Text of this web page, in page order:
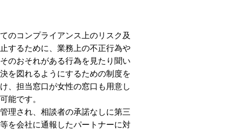
のコンプライアンス上のリスク及
するために、業務上の不正行為や
のおそれがある行為を見たり聞い
を図れるようにするための制度を
、担当窓口が女性の窓口も用意し
能です。
理され、相談者の承諾なしに第三
を会社に通報したパートナーに対